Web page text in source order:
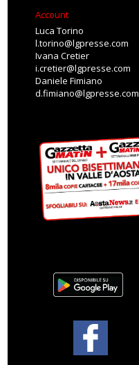
Account
Luca Torino
l.torino@lgpresse.com
Ivana Cretier
i.cretier@lgpresse.com
Daniele Fimiano
d.fimiano@lgpresse.com